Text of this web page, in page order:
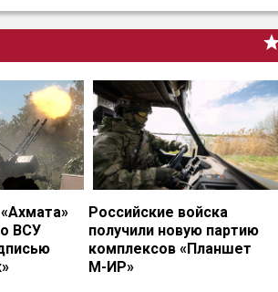
ВСУ
Российские войска
получили новую партию
комплексов «Планшет
М-ИР»